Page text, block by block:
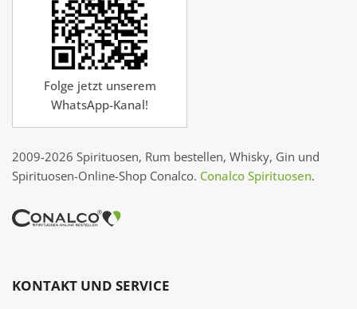
Folge jetzt unserem
WhatsApp-Kanal!
2009-2026 Spirituosen, Rum bestellen, Whisky, Gin und
Spirituosen-Online-Shop Conalco. Conalco Spirituosen.
KONTAKT UND SERVICE